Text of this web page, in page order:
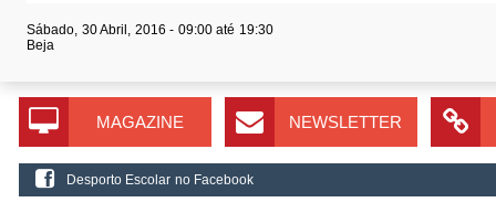
Sábado, 30 Abril, 2016 - 09:00até 19:30
Beja
MAGAZINE NEWSLETTER
Desporto Escolar no Facebook